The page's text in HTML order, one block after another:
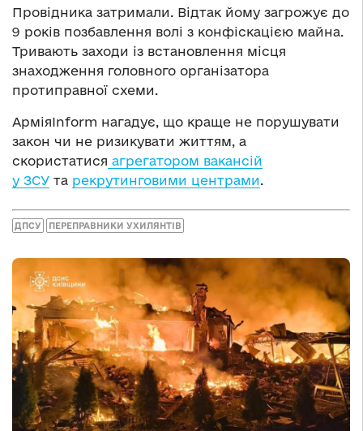
Провідника затримали. Відтак йому загрожує до
9 років позбавлення волі з конфіскацією майна.
Тривають заходи із встановлення місця
знаходження головного організатора
протиправної схеми.
АрміяInform нагадує, що краще не порушувати
закон чи не ризикувати життям, а
скористатися агрегатором вакансій
у ЗСУ та рекрутинговими центрами.
ДПСУ ПЕРЕПРАВНИКИ УХИЛЯНТІВ